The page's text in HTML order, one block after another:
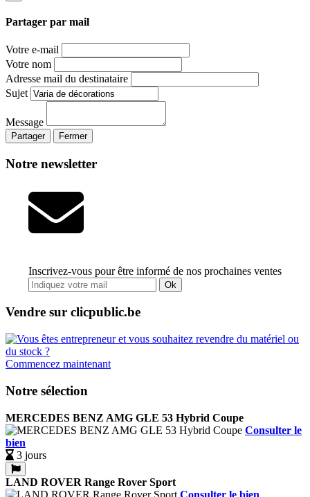
Partager par mail
Votre e-mail
Votre nom
Adresse mail du destinataire
Sujet
Message
Partager Fermer
Notre newsletter
Inscrivez-vous pour être informé de nos prochaines ventes
Ok
Vendre sur clicpublic.be
Commencez maintenant
Notre sélection
MERCEDES BENZ AMG GLE 53 Hybrid Coupe
Consulter le
bien
3 jours
LAND ROVER Range Rover Sport
Consulter le bien